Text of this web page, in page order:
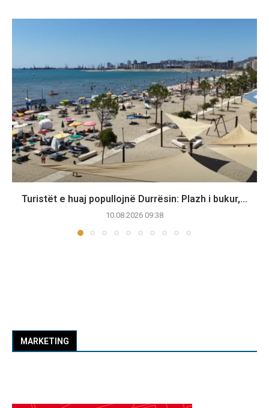
Turistët e huaj popullojnë Durrësin: Plazh i bukur,...
10.08.2026 09:38
MARKETING